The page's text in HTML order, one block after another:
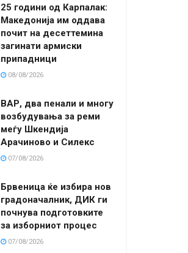
25 години од Карпалак:
Македонија им оддава
почит на десеттемина
загинати армиски
припадници
08/08/2026
ВАР, два пенали и многу
возбудувања за реми
меѓу Шкендија
Арачиново и Силекс
07/08/2026
Брвеница ќе избира нов
градоначалник, ДИК ги
почнува подготовките
за изборниот процес
07/08/2026